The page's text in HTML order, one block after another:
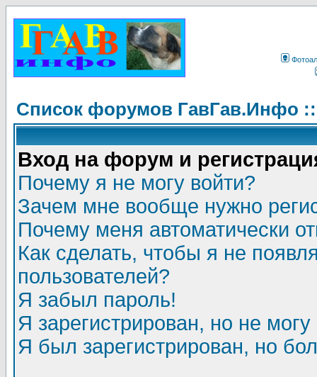
Список форумов ГавГав.Инфо
Вход на форум и
Почему я не могу войти?
Зачем мне вообще нужно
Почему меня автоматически
Как сделать, чтобы я не
пользователей?
Я забыл пароль!
Я зарегистрирован, но не могу
Я был зарегистрирован, но